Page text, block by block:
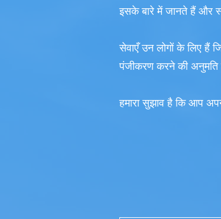
इसके बारे में जानते हैं और
सेवाएँ उन लोगों के लिए हैं
पंजीकरण करने की अनुमति
हमारा सुझाव है कि आप